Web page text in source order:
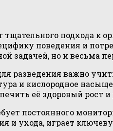
подхода к
поведения и
задачей, но и весьма
разведения важно
и кислородное
её здоровый рост
постоянного
и ухода, играет